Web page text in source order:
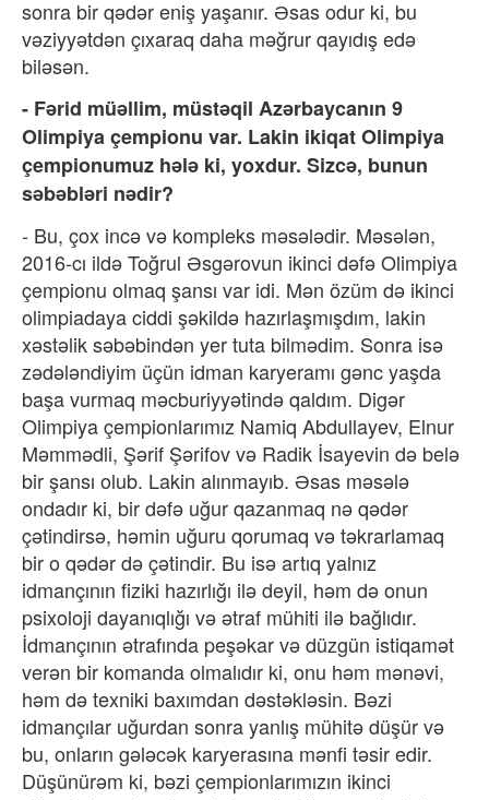
sonra bir qədər eniş yaşanır. Əsas odur ki, bu
vəziyyətdən çıxaraq daha məğrur qayıdış edə
biləsən.
- Fərid müəllim, müstəqil Azərbaycanın 9
Olimpiya çempionu var. Lakin ikiqat Olimpiya
çempionumuz hələ ki, yoxdur. Sizcə, bunun
səbəbləri nədir?
- Bu, çox incə və kompleks məsələdir. Məsələn,
2016-cı ildə Toğrul Əsgərovun ikinci dəfə Olimpiya
çempionu olmaq şansı var idi. Mən özüm də ikinci
olimpiadaya ciddi şəkildə hazırlaşmışdım, lakin
xəstəlik səbəbindən yer tuta bilmədim. Sonra isə
zədələndiyim üçün idman karyeramı gənc yaşda
başa vurmaq məcburiyyətində qaldım. Digər
Olimpiya çempionlarımız Namiq Abdullayev, Elnur
Məmmədli, Şərif Şərifov və Radik İsayevin də belə
bir şansı olub. Lakin alınmayıb. Əsas məsələ
ondadır ki, bir dəfə uğur qazanmaq nə qədər
çətindirsə, həmin uğuru qorumaq və təkrarlamaq
bir o qədər də çətindir. Bu isə artıq yalnız
idmançının fiziki hazırlığı ilə deyil, həm də onun
psixoloji dayanıqlığı və ətraf mühiti ilə bağlıdır.
İdmançının ətrafında peşəkar və düzgün istiqamət
verən bir komanda olmalıdır ki, onu həm mənəvi,
həm də texniki baxımdan dəstəkləsin. Bəzi
idmançılar uğurdan sonra yanlış mühitə düşür və
bu, onların gələcək karyerasına mənfi təsir edir.
Düşünürəm ki, bəzi çempionlarımızın ikinci